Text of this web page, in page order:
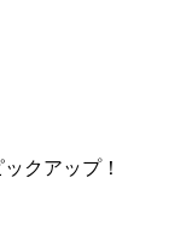
クアップ！